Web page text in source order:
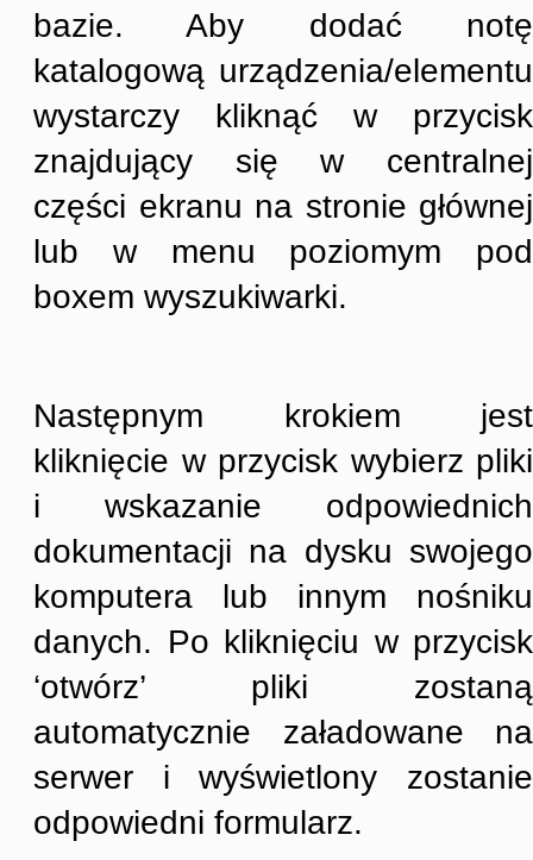
bazie. Aby dodać notę
katalogową urządzenia/elementu
wystarczy kliknąć w przycisk
znajdujący się w centralnej
części ekranu na stronie głównej
lub w menu poziomym pod
boxem wyszukiwarki.
Następnym krokiem jest
kliknięcie w przycisk wybierz pliki
i wskazanie odpowiednich
dokumentacji na dysku swojego
komputera lub innym nośniku
danych. Po kliknięciu w przycisk
‘otwórz’ pliki zostaną
automatycznie załadowane na
serwer i wyświetlony zostanie
odpowiedni formularz.